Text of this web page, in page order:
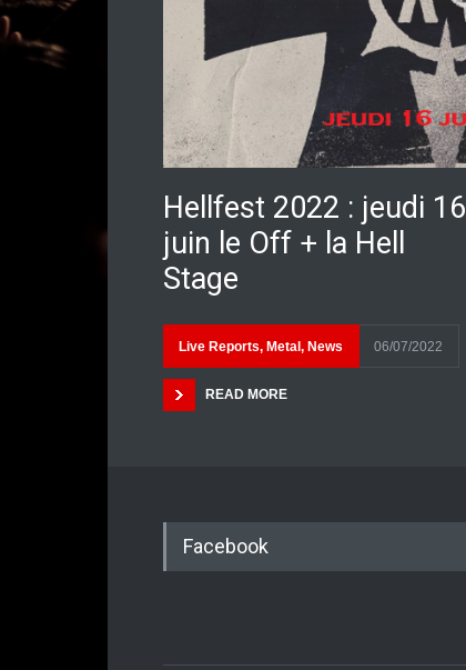
Hellfest 2022 : jeudi 16
juin le Off + la Hell
Stage
Live Reports, Metal , News 06/07/2022
READ MORE
Facebook